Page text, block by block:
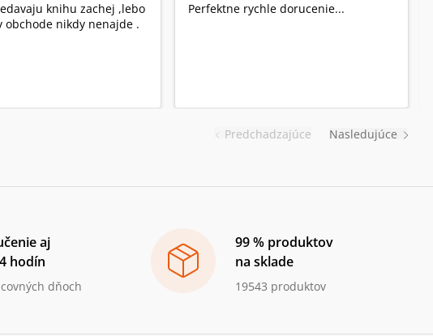
Predchadzajúce
knihu zachej ,lebo
obchode nikdy nenajde .
Perfektne rychle dorucenie...
Nasledujúce
aj
hodín
dňoch
99 % produktov
na sklade
19543 produktov